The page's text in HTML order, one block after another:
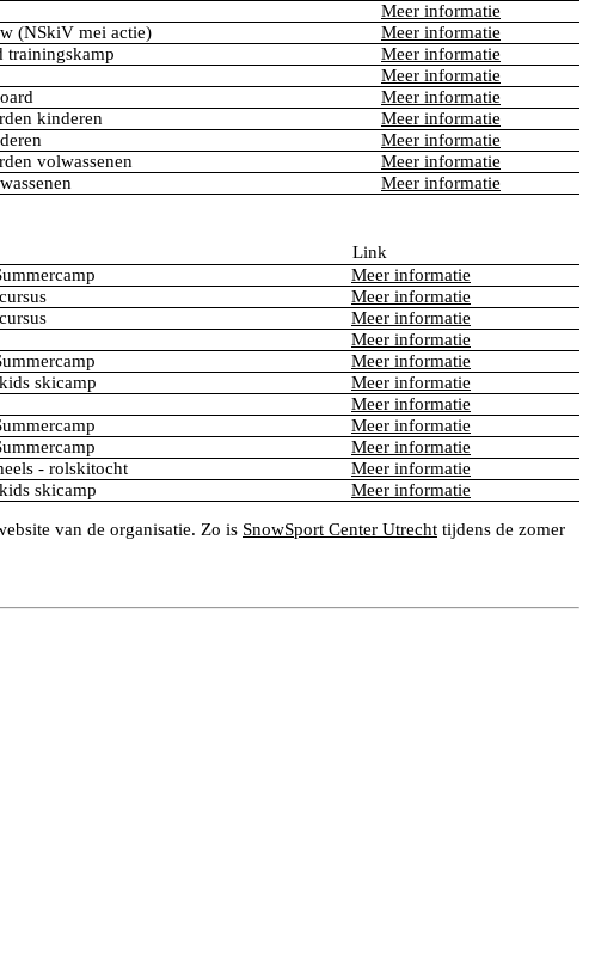
Meer informatie
(NSkiV mei actie)
Meer informatie
trainingskamp
Meer informatie
Meer informatie
Meer informatie
kinderen
Meer informatie
Meer informatie
volwassenen
Meer informatie
Meer informatie
Link
Meer informatie
Meer informatie
Meer informatie
Meer informatie
Meer informatie
skicamp
Meer informatie
Meer informatie
Meer informatie
Meer informatie
- rolskitocht
Meer informatie
skicamp Meer informatie
van de organisatie. Zo is SnowSport Center Utrecht tijdens de zomer